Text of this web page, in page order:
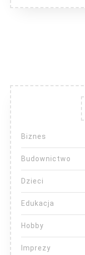
Biznes
Budownictwo
Dzieci
Edukacja
Hobby
Imprezy